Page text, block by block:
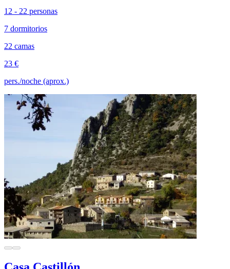
12 - 22 personas
7 dormitorios
22 camas
23 €
pers./noche (aprox.)